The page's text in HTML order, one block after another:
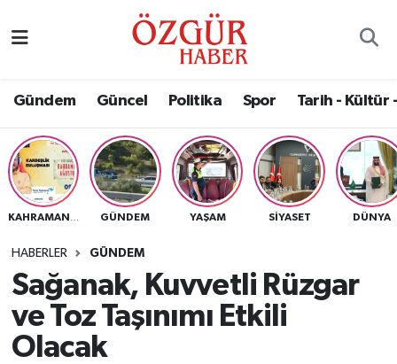
Gündem Güncel Politika Spor Tarih - Kültür
GÜNDEM YAŞAM SIYASET DÜNYA
HABERLER GÜNDEM
Sağanak, Kuvvetli Rüzgar
ve Toz Taşınımı Etkili
Olacak
Eğitim
Ekonomi
Güncel
Gündem
Magazin
Nöbetçi Eczaneler
Namaz Vakitleri
Trafik Durumu
Süper Lig Puan Durumu ve Fikstür
Tüm Manşetler
Son Dakika Haberleri